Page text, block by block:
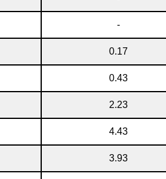
-
0.17
0.43
2.23
4.43
3.93